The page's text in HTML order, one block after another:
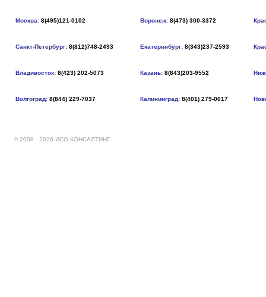
Москва: 8(495)121-0102 Воронеж: 8(473) 300-3372
Санкт-Петербург: 8(812)748-2493 Екатеринбург: 8(343)237-2593
Владивосток: 8(423) 202-5073 Казань: 8(843)203-9552
Волгоград: 8(844) 229-7037 Калининград: 8(401) 279-0017
© 2008 - 2026 ИСО КОНСАЛТИНГ